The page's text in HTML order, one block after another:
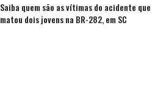
Saiba quem são as vítimas do acidente que
matou dois jovens na BR-282, em SC